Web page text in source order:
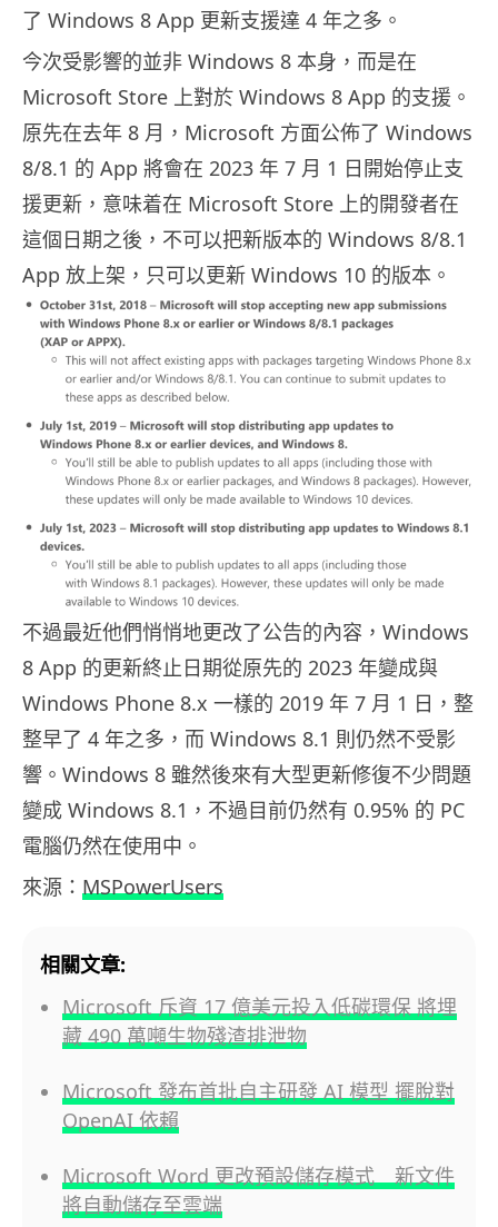
了 Windows 8 App 更新支援達 4 年之多。
今次受影響的並非 Windows 8 本身，而是在
Microsoft Store 上對於 Windows 8 App 的支援。
原先在去年 8 月，Microsoft 方面公佈了 Windows
8/8.1 的 App 將會在 2023 年 7 月 1 日開始停止支
援更新，意味着在 Microsoft Store 上的開發者在
這個日期之後，不可以把新版本的 Windows 8/8.1
App 放上架，只可以更新 Windows 10 的版本。
不過最近他們悄悄地更改了公告的內容，Windows
8 App 的更新終止日期從原先的 2023 年變成與
Windows Phone 8.x 一樣的 2019 年 7 月 1 日，整
整早了 4 年之多，而 Windows 8.1 則仍然不受影
響。Windows 8 雖然後來有大型更新修復不少問題
變成 Windows 8.1，不過目前仍然有 0.95% 的 PC
電腦仍然在使用中。
來源： MSPowerUsers
相關文章:
Microsoft 斥資 17 億美元投入低碳環保 將埋
藏 490 萬噸生物殘渣排泄物
Microsoft 發布首批自主研發 AI 模型 擺脫對
OpenAI 依賴
Microsoft Word 更改預設儲存模式 新文件
將自動儲存至雲端